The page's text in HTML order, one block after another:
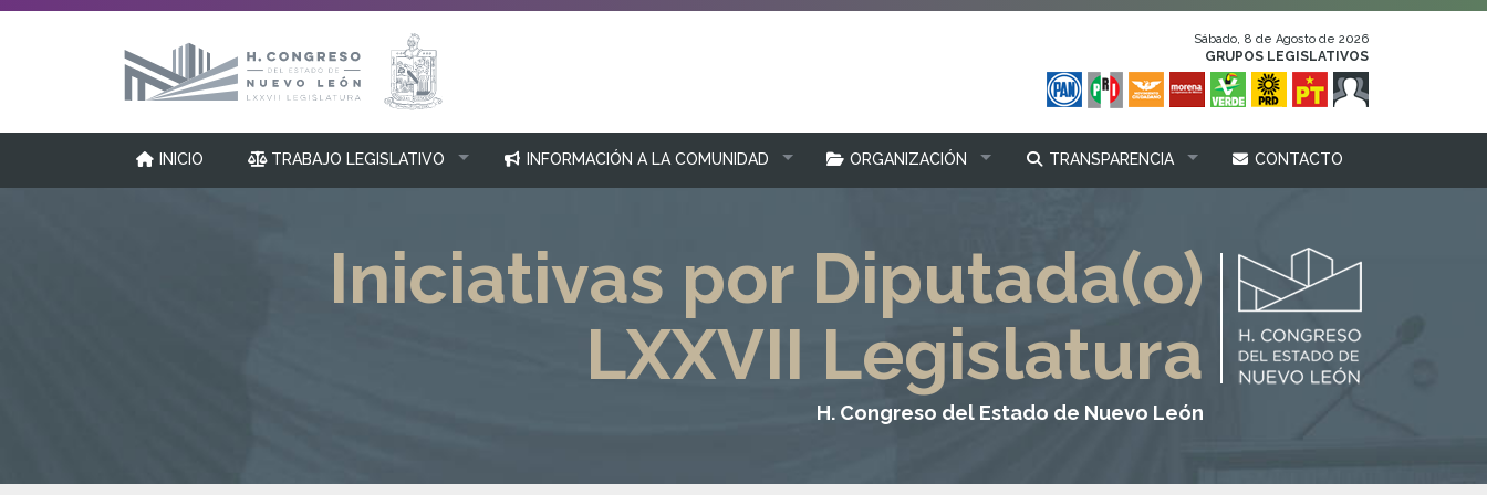
Sábado, 8 de Agosto de 2026
GRUPOS LEGISLATIVOS
INICIO TRABAJO LEGISLATIVO INFORMACIÓN A LA COMUNIDAD ORGANIZACIÓN TRANSPARENCIA CONTACTO
Iniciativas por Diputada(o)
LXXVII Legislatura
H. Congreso del Estado de Nuevo León